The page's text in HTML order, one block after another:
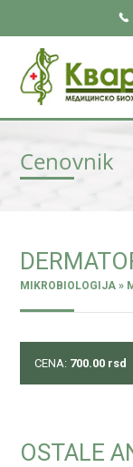
Cenovnik
MIKROBIOLOGIJA »
CENA: 700.00 rsd
OSTALE